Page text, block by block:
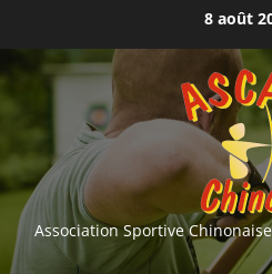
content
8 août
Association Sportive